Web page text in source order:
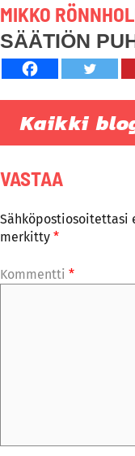
MIKKO
SÄÄTIÖN
Kaikki
VASTAA
Sähköpostiosoitettasi
merkitty *
Kommentti *